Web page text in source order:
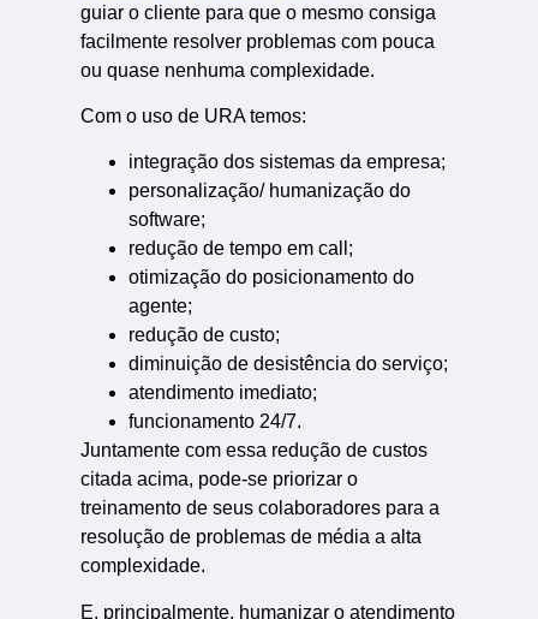
guiar o cliente para que o mesmo consiga
facilmente resolver problemas com pouca
ou quase nenhuma complexidade.
Com o uso de URA temos:
integração dos sistemas da empresa;
personalização/ humanização do
software;
redução de tempo em call;
otimização do posicionamento do
agente;
redução de custo;
diminuição de desistência do serviço;
atendimento imediato;
funcionamento 24/7.
Juntamente com essa redução de custos
citada acima, pode-se priorizar o
treinamento de seus colaboradores para a
resolução de problemas de média a alta
complexidade.
E, principalmente, humanizar o atendimento